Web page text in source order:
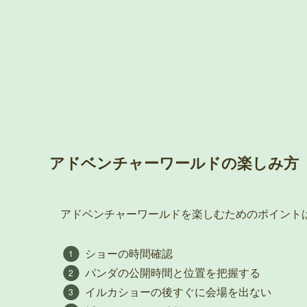
アドベンチャーワールドの楽しみ方
アドベンチャーワールドを楽しむためのポイント
ショーの時間確認
パンダの公開時間と位置を把握する
イルカショーの後すぐに会場を出ない